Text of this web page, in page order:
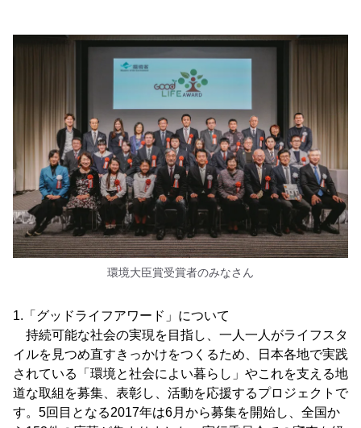
環境大臣賞受賞者のみなさん
1.「グッドライフアワード」について
持続可能な社会の実現を目指し、一人一人がライフスタ
イルを見つめ直すきっかけをつくるため、日本各地で実践
されている「環境と社会によい暮らし」やこれを支える地
道な取組を募集、表彰し、活動を応援するプロジェクトで
す。5回目となる2017年は6月から募集を開始し、全国か